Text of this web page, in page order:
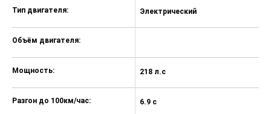
Мультифункциональное рулевое
колесо с кожаной отделкой
Высококачественная отделка
панелей экокожей
и регулируемым уровнем пола
Тип двигателя:
Объём двигателя:
Мощность:
Разгон до 100км/час:
Электрический
218 л.с
6.9 с